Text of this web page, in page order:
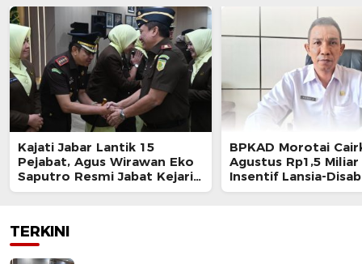
Kajati Jabar Lantik 15
Pejabat, Agus Wirawan Eko
Saputro Resmi Jabat Kejari
Kota Bogor
BPKAD Morotai
Agustus Rp1,5
Insentif Lansia-
Rp1,2 Miliar
TERKINI